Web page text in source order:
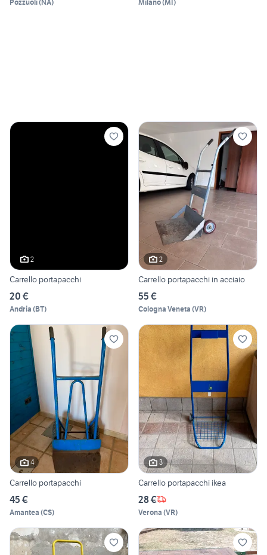
Pozzuoli(NA) Milano(MI)
2
Carrello portapacchi
20 €
Andria (BT)
2
Carrello portapacchi in acciaio
55 €
Cologna Veneta (VR)
4
Carrello portapacchi
45 €
Amantea (CS)
3
Carrello portapacchi ikea
28 €
Verona (VR)